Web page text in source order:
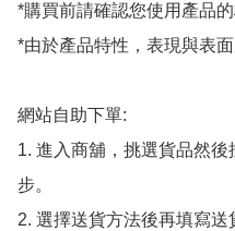
*購買前請確認您使用產品的
*由於產品特性，表現與表
網站自助下單:
1. 進入商舖，挑選貨品然
步。
2. 選擇送貨方法後再填寫送